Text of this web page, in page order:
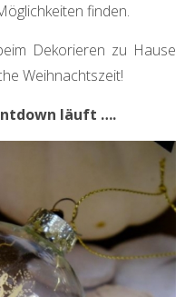
finden.
Dekorieren zu Hause
Weihnachtszeit!
läuft ….